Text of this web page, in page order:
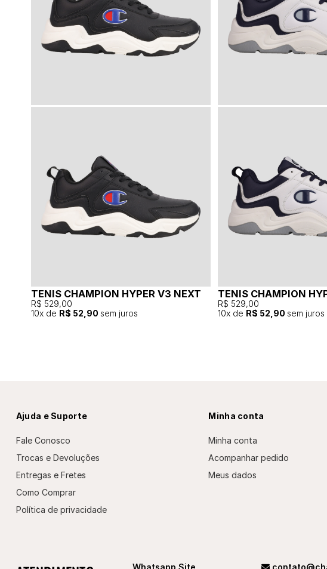
TENIS CHAMPION HYPER V3 NEXT
R$ 529,00
10x de R$ 52,90 sem juros
TENIS CHAMPION
R$ 529,00
10x de R$ 52,90 sem juros
Ajuda e Suporte
Fale Conosco
Trocas e Devoluções
Entregas e Fretes
Como Comprar
Política de privacidade
Minha conta
Minha conta
Acompanhar pedido
Meus dados
Whatsapp Site